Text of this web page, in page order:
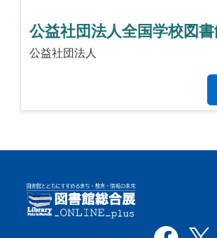
公益社団法人全国学校図
公益社団法人